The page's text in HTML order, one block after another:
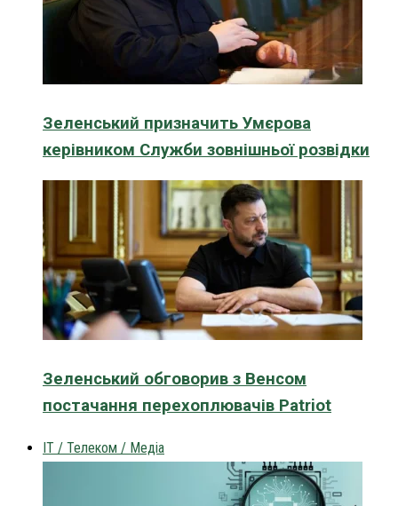
Зеленський призначить Умєрова
керівником Служби зовнішньої розвідки
Зеленський обговорив з Венсом
постачання перехоплювачів Patriot
IT / Телеком / Медіа